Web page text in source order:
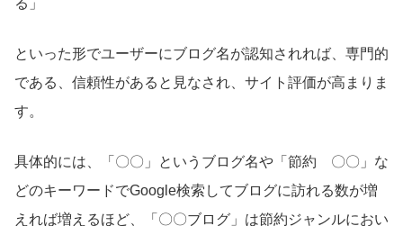
る」
といった形でユーザーにブログ名が認知されれば、専門的
である、信頼性があると見なされ、サイト評価が高まりま
す。
具体的には、「〇〇」というブログ名や「節約 〇〇」な
どのキーワードでGoogle検索してブログに訪れる数が増
えれば増えるほど、「〇〇ブログ」は節約ジャンルにおい